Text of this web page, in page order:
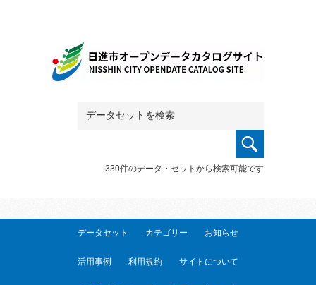
330件のデータ・セットから検索可能です
データセット カテゴリー お知らせ
活用事例 利用規約 サイトについて